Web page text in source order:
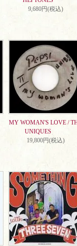
9,680円(税込)
MY WOMAN'S LOVE /
UNIQUES
19,800円(税込)